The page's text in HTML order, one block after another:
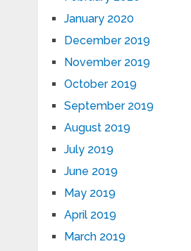
January 2020
December 2019
November 2019
October 2019
September 2019
August 2019
July 2019
June 2019
May 2019
April 2019
March 2019